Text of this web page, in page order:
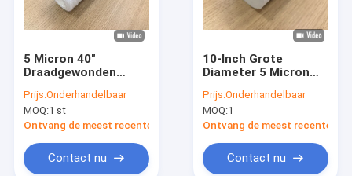
VR-show
Kwaliteitscontrole
Neem contact met ons op
5 Micron 40"
Draadgewonden
Condenswaterbehandeling
Prijs:Onderhandelbaar
MOQ:1 st
Ontvang de meest recente Prijs
Contact nu
10-Inch Grote
Diameter 5 Micron
Filterpatroon voor
RO Voorbehandeling
en Waterfiltratie
Prijs:Onderhandelbaar
MOQ:1
Ontvang de meest recente
Contact nu